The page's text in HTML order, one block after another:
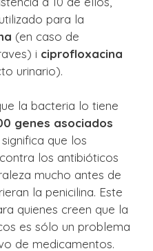
para la
(en caso de
i ciprofloxacina
urinario).
la bacteria lo tiene
genes asociados
que los
los antibióticos
mucho antes de
la penicilina. Este
quienes creen que la
es sólo un problema
de medicamentos.